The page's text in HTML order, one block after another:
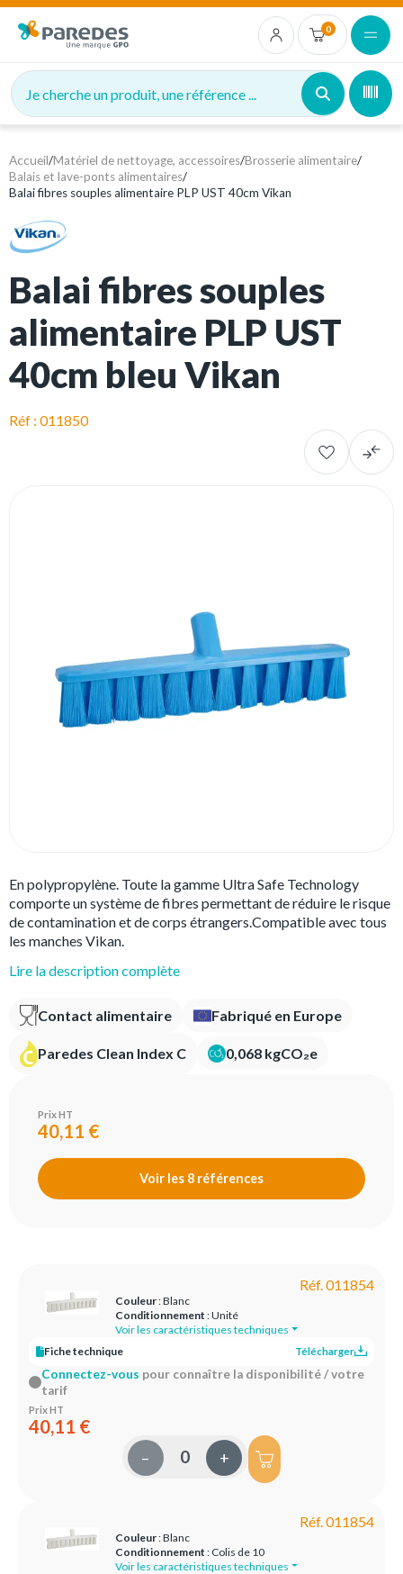
0
Je cherche un produit, une référence ...
Accueil/Matériel de nettoyage, accessoires/Brosserie alimentaire/
Balais et lave-ponts alimentaires/
Balai fibres souples alimentaire PLP UST 40cm Vikan
Balai fibres souples
alimentaire PLP UST
40cm bleu Vikan
Réf : 011850
En polypropylène. Toute la gamme Ultra Safe Technology
comporte un système de fibres permettant de réduire le risque
de contamination et de corps étrangers.Compatible avec tous
les manches Vikan.
Lire la description complète
Contact alimentaire Fabriqué en Europe
Paredes Clean Index C 0,068 kgCO₂e
Prix HT
40,11 €
Voir les 8 références
Réf. 011854
Couleur: Blanc
Conditionnement : Unité
Voir les caractéristiques techniques
Fiche technique
Télécharger
Connectez-vous pour connaître la disponibilité / votre
tarif
Prix HT
40,11 €
– +
Réf. 011854
Couleur: Blanc
Conditionnement : Colis de 10
Voir les caractéristiques techniques